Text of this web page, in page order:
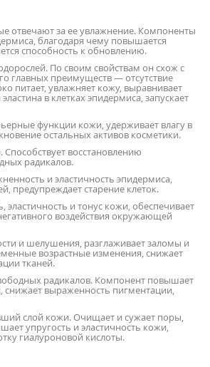
отвечают за ее увлажнение. Компоненты
благодаря чему повышается
способность к обновлению.
По своим свойствам он схож с
главных преимуществ — отсутствие
питает, увлажняет кожу, выравнивает
в клетках эпидермиса, запускает
функции кожи, удерживает влагу в
остальных активов косметики.
восстановлению
радикалов.
и эластичность эпидермиса,
предупреждает старение клеток.
и тонус кожи, обеспечивает
воздействия окружающей
и шелушения, разглаживает заломы и
возрастные изменения, снижает
тканей.
радикалов. Компонент повышает
снижает выраженность пигментации,
слой кожи. Очищает и сужает поры,
упругость и эластичность кожи,
гиалуроновой кислоты.